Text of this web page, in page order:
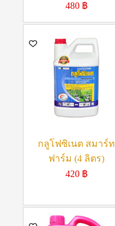
480 ฿
กลูโฟซิเนต สมาร์ท
ฟาร์ม (4 ลิตร)
420 ฿